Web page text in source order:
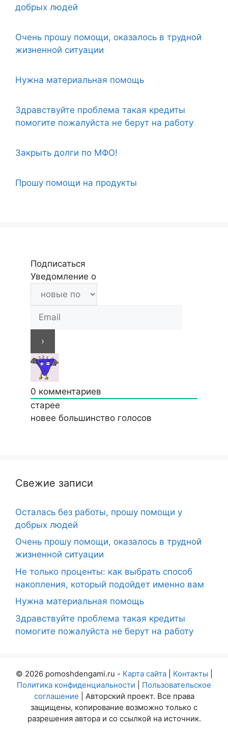
добрых людей
Очень прошу помощи, оказалось в трудной
жизненной ситуации
Нужна материальная помощь
Здравствуйте проблема такая кредиты
помогите пожалуйста не берут на работу
Закрыть долги по МФО!
Прошу помощи на продукты
Подписаться
Уведомление о
0 комментариев
старее
новее большинство голосов
Свежие записи
Осталась без работы, прошу помощи у
добрых людей
Очень прошу помощи, оказалось в трудной
жизненной ситуации
Не только проценты: как выбрать способ
накопления, который подойдет именно вам
Нужна материальная помощь
Здравствуйте проблема такая кредиты
помогите пожалуйста не берут на работу
© 2026 pomoshdengami.ru - Карта сайта| Контакты
Политика конфиденциальности
Пользовательское
соглашение | Авторский проект. Все права
защищены, копирование возможно только с
разрешения автора и со ссылкой на источник.